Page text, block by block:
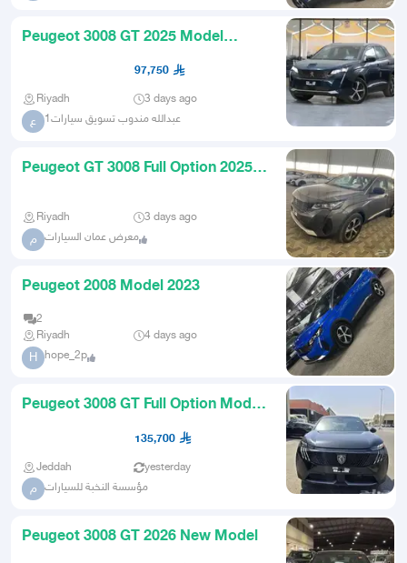
Peugeot 3008 GT 2025 Model
97,750
Riyadh 3 days ago
ع عبدالله مندوب تسويق سيارات1
Peugeot GT 3008 Full Option 2025
Riyadh 3 days ago
م معرض عمان السيارات
Peugeot 2008 Model 2023
2
Riyadh
4 days ago
H hope_2p
Peugeot 3008 GT Full Option Model
2026 Export Egypt Initiati
135,700
Jeddah yesterday
م مؤسسة النخبة للسيارات
Peugeot 3008 GT 2026 New Model